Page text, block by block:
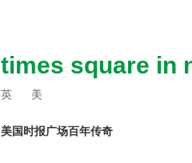
times square in
英 美
美国时报广场百年传奇